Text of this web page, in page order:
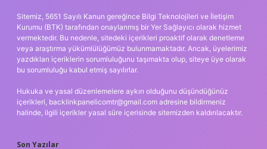
Sitemiz, 5651 Sayılı Kanun gereğince Bilgi Teknolojileri ve İletişim
Kurumu (BTK) tarafından onaylanmış bir Yer Sağlayıcı olarak hizmet
vermektedir. Bu nedenle, sitedeki içerikleri proaktif olarak denetleme
veya araştırma yükümlülüğümüz bulunmamaktadır. Ancak, üyelerimiz
yazdıkları içeriklerin sorumluluğunu taşımakta olup, siteye üye olarak
bu sorumluluğu kabul etmiş sayılırlar.
Hukuka ve yasal düzenlemelere aykırı olduğunu düşündüğünüz
içerikleri, backlinkpanelicomtr@gmail.com adresine bildirmeniz
halinde, ilgili içerikler yasal süre içerisinde sitemizden kaldırılacaktır.
Son Yazılar